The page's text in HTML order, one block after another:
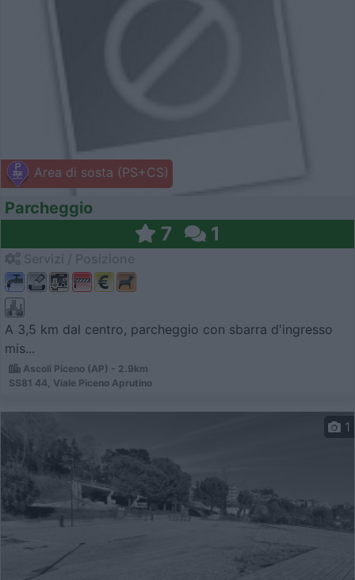
Area di sosta (PS+CS)
Parcheggio
7 1
A 3,5 km dal centro, parcheggio con sbarra d'ingresso
mis...
Ascoli Piceno (AP) - 2.9km
SS81 44, Viale Piceno Aprutino
1